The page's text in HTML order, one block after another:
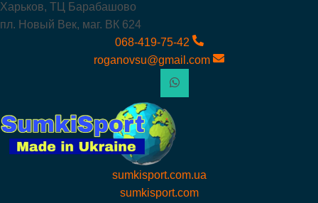
Харьков, ТЦ Барабашово
пл. Новый Век, маг. ВК 624
068-419-75-42
roganovsu@gmail.com
sumkisport.com.ua
sumkisport.com